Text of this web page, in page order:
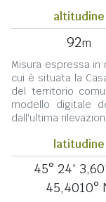
altitudine
92m
Misura espressa in
cui è situata la
del territorio
modello digitale
dall'ultima
latitudine
45° 24'
45,4010°